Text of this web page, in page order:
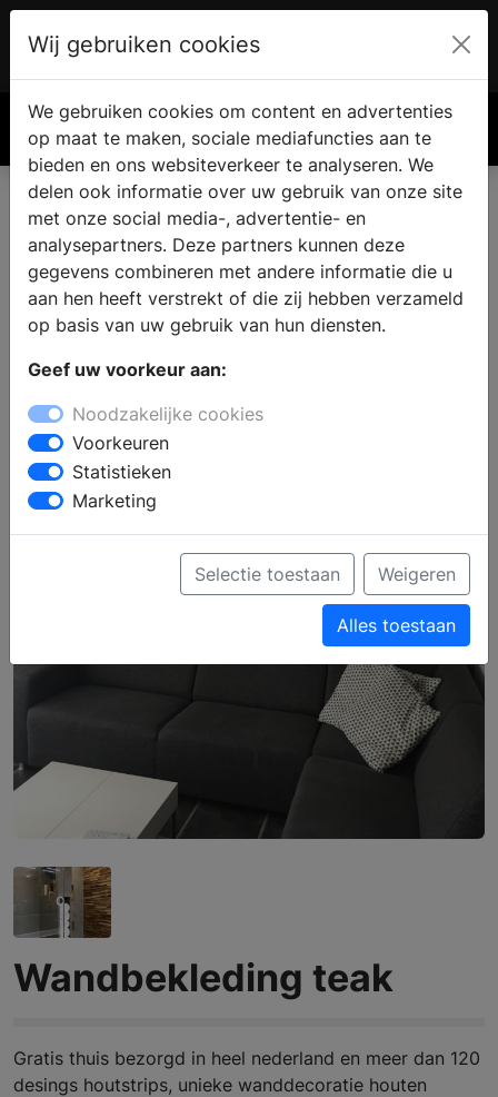
€ 0.00
Wandbekleding teak
Gratis thuis bezorgd in heel nederland en meer dan 120
desings houtstrips, unieke wanddecoratie houten
Wij gebruiken cookies
We gebruiken cookies om content en advertenties
op maat te maken, sociale mediafuncties aan te
bieden en ons websiteverkeer te analyseren. We
delen ook informatie over uw gebruik van onze site
met onze social media-, advertentie- en
analysepartners. Deze partners kunnen deze
gegevens combineren met andere informatie die u
aan hen heeft verstrekt of die zij hebben verzameld
op basis van uw gebruik van hun diensten.
Geef uw voorkeur aan:
Noodzakelijke cookies
Voorkeuren
Statistieken
Marketing
Selectie toestaan Weigeren
Alles toestaan